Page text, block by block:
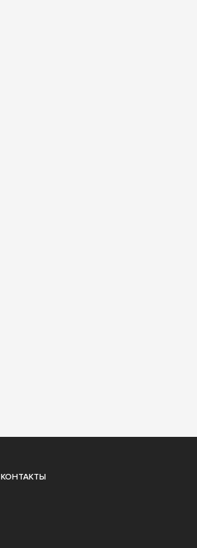
КОНТАКТЫ